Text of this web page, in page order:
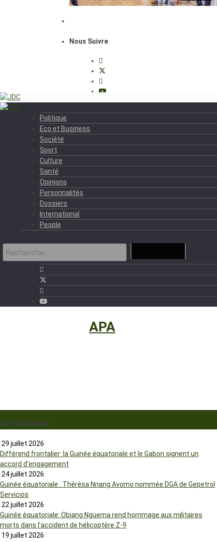
Nous Suivre
Politique
Eco et Business
Société
Sport
Culture
Santé
Opinions
Personnalités
Dossiers
International
People
APA
EN CE MOMENT
29 juillet 2026
Différend frontalier: la Guinée équatoriale et le Gabon signent un
accord d’engagement
24 juillet 2026
Guinée équatoriale : Thérèsa Nnang Avomo nommée DGA de Gepetrol
Servicios
22 juillet 2026
Guinée équatoriale: Obiang Nguema rend hommage aux militaires
morts dans l’accident de hélicoptère Z-9
19 juillet 2026